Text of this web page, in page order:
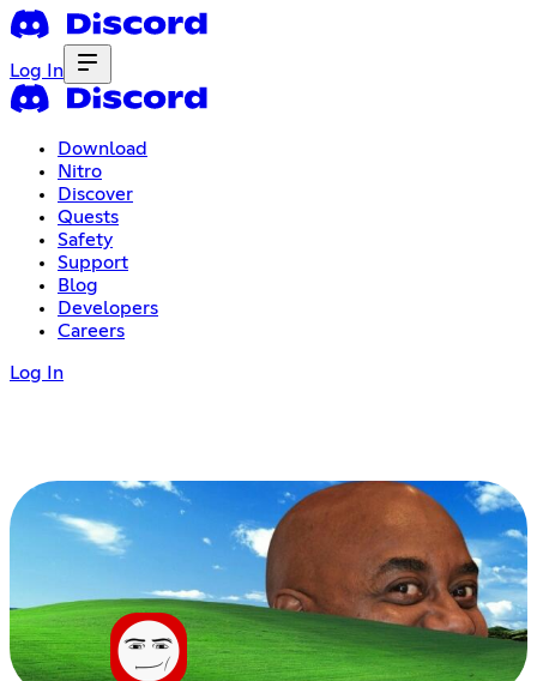
Log In
Download
Nitro
Discover
Quests
Safety
Support
Blog
Developers
Careers
Log In